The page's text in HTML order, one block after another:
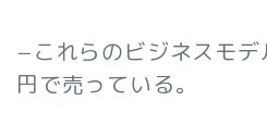
−これらのビジネスモデ
円で売っている。